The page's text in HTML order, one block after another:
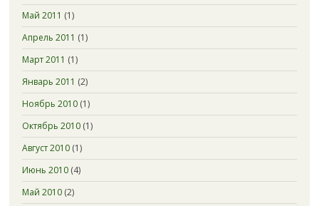
Май 2011 (1)
Апрель 2011 (1)
Март 2011 (1)
Январь 2011 (2)
Ноябрь 2010(1)
Октябрь 2010(1)
Август 2010(1)
Июнь 2010(4)
Май 2010(2)